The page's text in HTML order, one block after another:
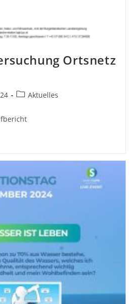
Ortsnetz
Aktuelles